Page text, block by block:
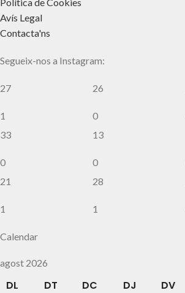
Avís Legal
Contacta'ns
Segueix-nos a Instagram:
27
1
26
0
33
0
13
0
21
1
28
1
Calendar
agost 2026
DL DT DC DJ DV